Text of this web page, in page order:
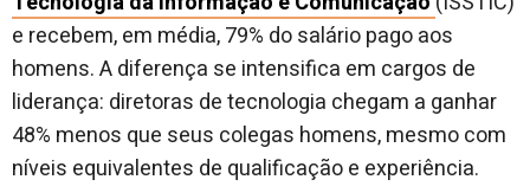
e recebem, em média, 79% do salário pago aos
homens. A diferença se intensifica em cargos de
liderança: diretoras de tecnologia chegam a ganhar
48% menos que seus colegas homens, mesmo com
níveis equivalentes de qualificação e experiência.